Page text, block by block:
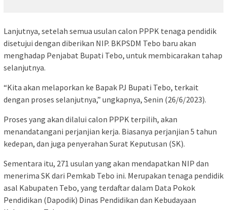
Lanjutnya, setelah semua usulan calon PPPK tenaga pendidik
disetujui dengan diberikan NIP. BKPSDM Tebo baru akan
menghadap Penjabat Bupati Tebo, untuk membicarakan tahap
selanjutnya.
“Kita akan melaporkan ke Bapak PJ Bupati Tebo, terkait
dengan proses selanjutnya,” ungkapnya, Senin (26/6/2023).
Proses yang akan dilalui calon PPPK terpilih, akan
menandatangani perjanjian kerja. Biasanya perjanjian 5 tahun
kedepan, dan juga penyerahan Surat Keputusan (SK).
Sementara itu, 271 usulan yang akan mendapatkan NIP dan
menerima SK dari Pemkab Tebo ini. Merupakan tenaga pendidik
asal Kabupaten Tebo, yang terdaftar dalam Data Pokok
Pendidikan (Dapodik) Dinas Pendidikan dan Kebudayaan